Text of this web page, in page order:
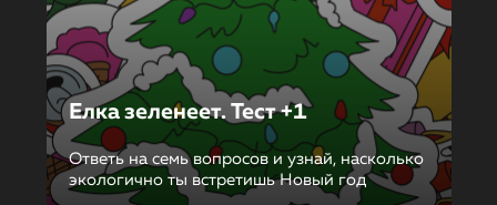
Елка зеленеет. Тест +1
Ответь на семь вопросов и узнай, насколько
экологично ты встретишь Новый год